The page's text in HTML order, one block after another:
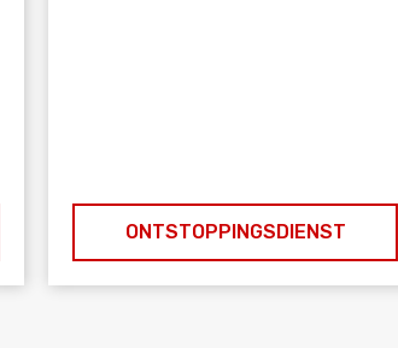
ONTSTOPPINGSDIENST